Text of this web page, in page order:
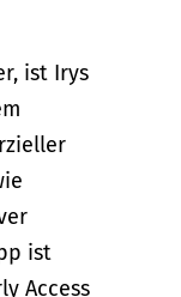
ist Irys
ist
Access